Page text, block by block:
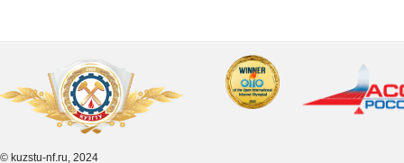
© kuzstu-nf.ru, 2024